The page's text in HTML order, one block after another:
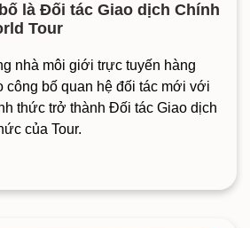
là Đối tác Giao dịch Chính
Tour
nhà môi giới trực tuyến hàng
công bố quan hệ đối tác mới với
thức trở thành Đối tác Giao dịch
của Tour.